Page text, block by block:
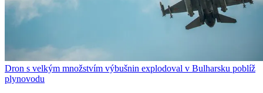
Dron s velkým množstvím výbušnin explodoval v Bulharsku poblíž
plynovodu